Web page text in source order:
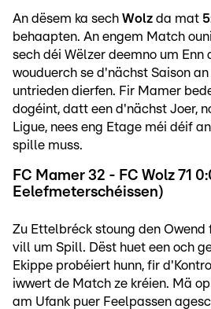
An dësem ka sech Wolz da mat
behaapten. An engem Match
sech déi Wëlzer deemno um Enn
wouduerch se d'nächst Saison
untrieden dierfen. Fir Mamer
dogéint, datt een d'nächst Joer,
Ligue, nees eng Etage méi déif
spille muss.
FC Mamer 32 - FC Wolz 71
Eelefmeterschéissen)
Zu Ettelbréck stoung den
vill um Spill. Dëst huet een och
Ekippe probéiert hunn, fir
iwwert de Match ze kréien. Mä
am Ufank puer Feelpassen